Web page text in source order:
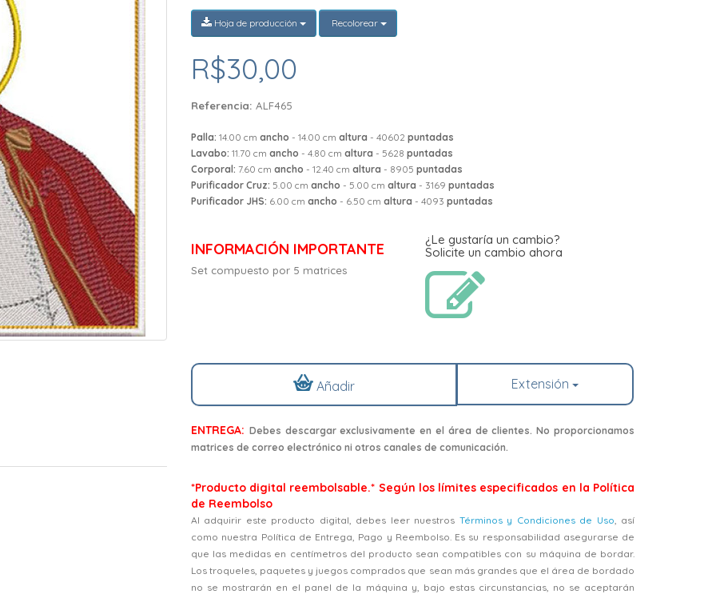
Hoja de producción Recolorear
R$30,00
Referencia: ALF465
Palla: 14.00 cm ancho - 14.00 cm altura - 40602 puntadas
Lavabo: 11.70 cm ancho - 4.80 cm altura - 5628 puntadas
Corporal: 7.60 cm ancho - 12.40 cm altura - 8905 puntadas
Purificador Cruz: 5.00 cm ancho - 5.00 cm altura - 3169 puntadas
Purificador JHS: 6.00 cm ancho - 6.50 cm altura - 4093 puntadas
INFORMACIÓN IMPORTANTE
Set compuesto por 5 matrices
¿Le gustaría un cambio?
Solicite un cambio ahora
Añadir Extensión
ENTREGA: Debes descargar exclusivamente en el área de clientes. No proporcionamos
matrices de correo electrónico ni otros canales de comunicación.
*Producto digital reembolsable.* Según los límites especificados en la Política
de Reembolso
Al adquirir este producto digital, debes leer nuestros Términos y Condiciones de Uso , así
como nuestra Política de Entrega, Pago y Reembolso. Es su responsabilidad asegurarse de
que las medidas en centímetros del producto sean compatibles con su máquina de bordar.
Los troqueles, paquetes y juegos comprados que sean más grandes que el área de bordado
no se mostrarán en el panel de la máquina y, bajo estas circunstancias, no se aceptarán